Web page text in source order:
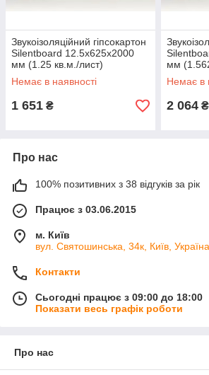
Звукоізоляційний гіпсокартон
Silentboard 12.5х625х2000
мм (1.25 кв.м./лист)
Немає в наявності
1 651 ₴
мм
Немає в
2 064 ₴
Про нас
100% позитивних з 38 відгуків за рік
Працює з 03.06.2015
м. Київ
вул. Святошинська, 34к, Київ, Україна
Контакти
Сьогодні працює з 09:00 до 18:00
Показати весь графік роботи
Про нас